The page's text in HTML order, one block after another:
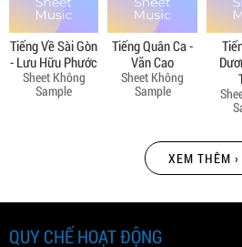
Tiếng Về Sài Gòn
- Lưu Hữu Phước
Sheet Không
Sample
Tiếng Quân Ca -
Văn Cao
Sheet Không
Sample
XEM THÊM ›
QUY CHẾ HOẠT ĐỘNG